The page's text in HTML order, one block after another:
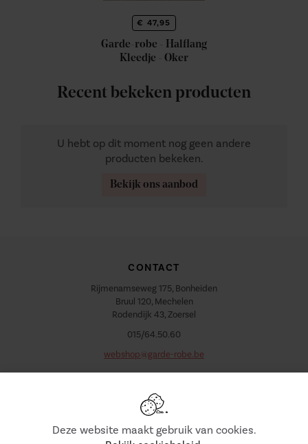
€ 47,95
Garde-robe - Halflang
Kleedje - Oker
Recent bekeken producten
U hebt op dit moment nog geen andere
producten bekeken.
Bekijk ons aanbod
CONTACT
Rijmenamseweg 175, Bonheiden
Bruul 120, Mechelen
Rodendijk 43, Zoersel
015/64.50.60
webshop@garde-robe.be
Deze website maakt gebruik van cookies.